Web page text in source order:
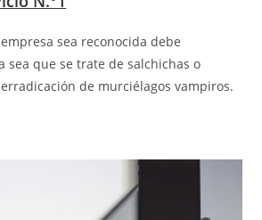
sea reconocida debe
sea que se trate de salchichas o
de murciélagos vampiros.